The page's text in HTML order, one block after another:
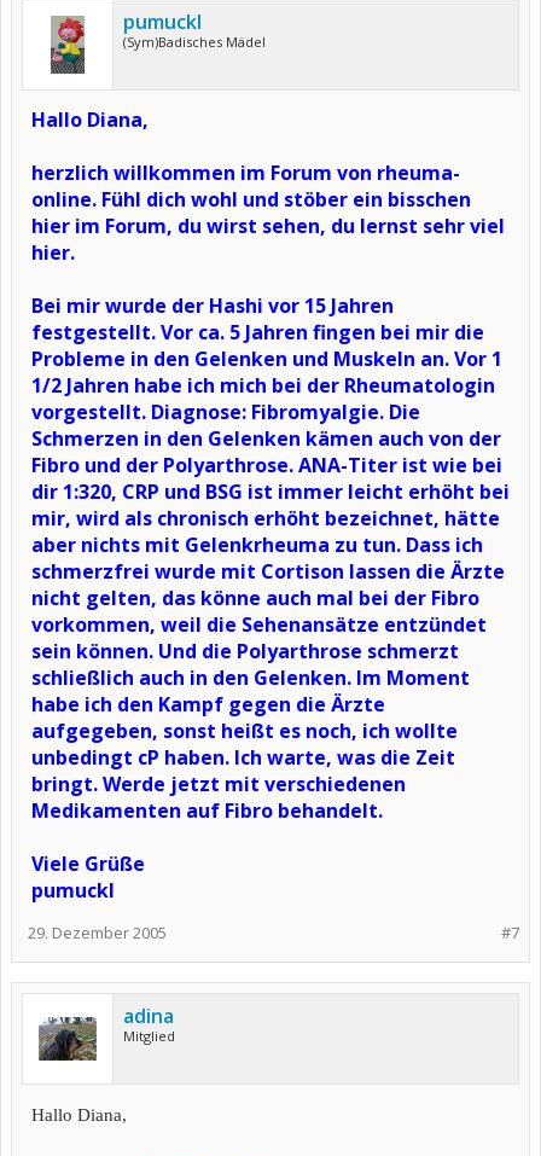
pumuckl
(Sym)Badisches Mädel
Hallo Diana,
herzlich willkommen im Forum von rheuma-
online. Fühl dich wohl und stöber ein bisschen
hier im Forum, du wirst sehen, du lernst sehr viel
hier.
Bei mir wurde der Hashi vor 15 Jahren
festgestellt. Vor ca. 5 Jahren fingen bei mir die
Probleme in den Gelenken und Muskeln an. Vor 1
1/2 Jahren habe ich mich bei der Rheumatologin
vorgestellt. Diagnose: Fibromyalgie. Die
Schmerzen in den Gelenken kämen auch von der
Fibro und der Polyarthrose. ANA-Titer ist wie bei
dir 1:320, CRP und BSG ist immer leicht erhöht bei
mir, wird als chronisch erhöht bezeichnet, hätte
aber nichts mit Gelenkrheuma zu tun. Dass ich
schmerzfrei wurde mit Cortison lassen die Ärzte
nicht gelten, das könne auch mal bei der Fibro
vorkommen, weil die Sehenansätze entzündet
sein können. Und die Polyarthrose schmerzt
schließlich auch in den Gelenken. Im Moment
habe ich den Kampf gegen die Ärzte
aufgegeben, sonst heißt es noch, ich wollte
unbedingt cP haben. Ich warte, was die Zeit
bringt. Werde jetzt mit verschiedenen
Medikamenten auf Fibro behandelt.
Viele Grüße
pumuckl
#7
29. Dezember 2005
adina
Mitglied
Hallo Diana,